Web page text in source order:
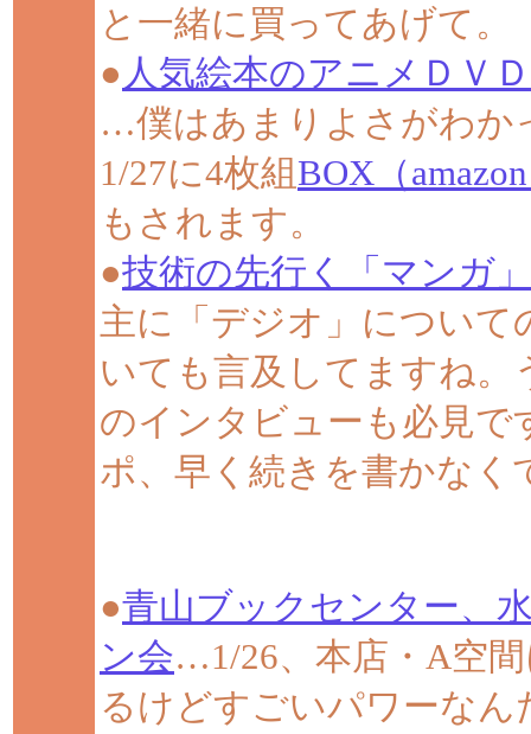
と一緒に買ってあげて。
● 人気絵本のアニメＤＶ
…僕はあまりよさがわか
1/27に4枚組 BOX（
もされます。
●技術の先行く「マンガ
主に「デジオ」につい
いても言及してますね。
のインタビューも必見
ポ、早く続きを書かなく
●青山ブックセンター、
ン会…1/26、本店・A空
るけどすごいパワーな